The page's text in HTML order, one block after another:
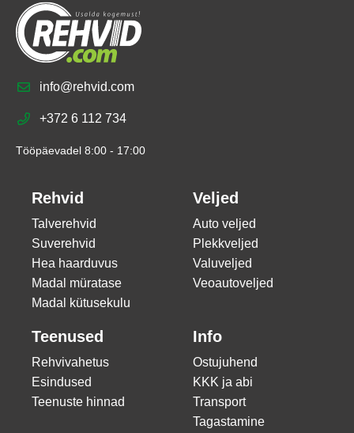
info@rehvid.com
+372 6 112 734
Tööpäevadel 8:00 - 17:00
Rehvid
Talverehvid
Suverehvid
Hea haarduvus
Madal müratase
Madal kütusekulu
Veljed
Auto veljed
Plekkveljed
Valuveljed
Veoautoveljed
Teenused
Rehvivahetus
Esindused
Teenuste hinnad
Info
Ostujuhend
KKK ja abi
Transport
Tagastamine